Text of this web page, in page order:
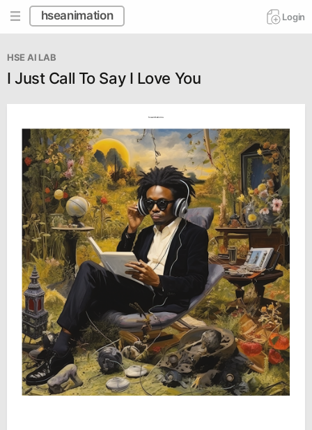
hseanimation Login
HSE AI LAB
I Just Call To Say I Love You
hseanimation.ru